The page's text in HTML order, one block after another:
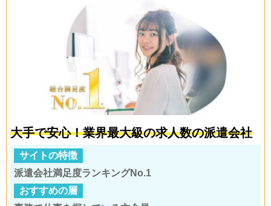
大手で安心！業界最大級の求人数の派遣会社
サイトの特徴
派遣会社満足度ランキングNo.1
おすすめの層